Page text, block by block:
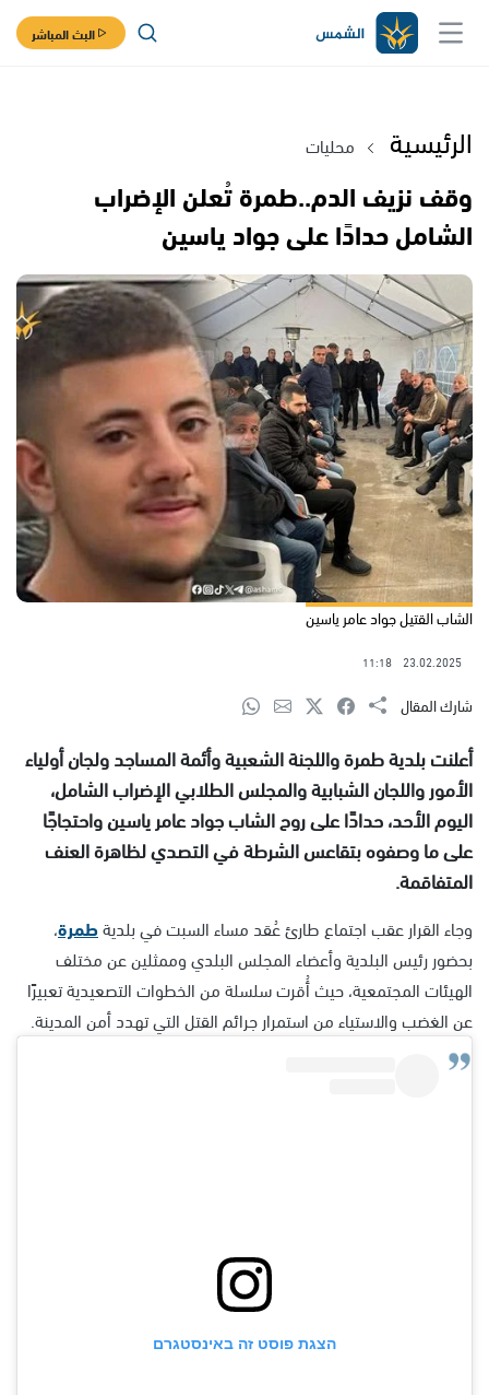
البث المباشر
الرئيسية محليات
وقف نزيف الدم..طمرة تُعلن الإضراب
الشامل حدادًا على جواد ياسين
الشاب القتيل جواد عامر ياسين
23.02.2025
11:18
شارك المقال
أعلنت بلدية طمرة واللجنة الشعبية وأئمة المساجد ولجان أولياء
الأمور واللجان الشبابية والمجلس الطلابي الإضراب الشامل،
اليوم الأحد، حدادًا على روح الشاب جواد عامر ياسين واحتجاجًا
على ما وصفوه بتقاعس الشرطة في التصدي لظاهرة العنف
المتفاقمة.
وجاء القرار عقب اجتماع طارئ عُقد مساء السبت في بلديةطمرة،
بحضور رئيس البلدية وأعضاء المجلس البلدي وممثلين عن مختلف
الهيئات المجتمعية، حيث أُقرت سلسلة من الخطوات التصعيدية تعبيرًا
عن الغضب والاستياء من استمرار جرائم القتل التي تهدد أمن المدينة.
הצגת פוסט זה באינסטגרם